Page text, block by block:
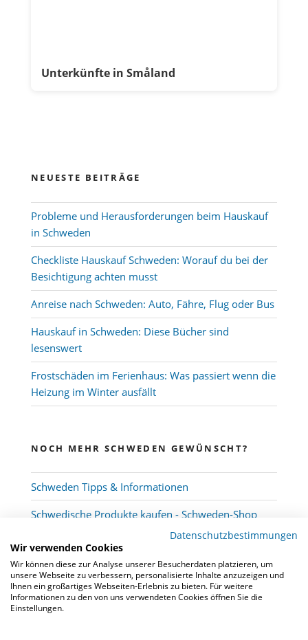
Unterkünfte in Småland
NEUESTE BEITRÄGE
Probleme und Herausforderungen beim Hauskauf
in Schweden
Checkliste Hauskauf Schweden: Worauf du bei der
Besichtigung achten musst
Anreise nach Schweden: Auto, Fähre, Flug oder Bus
Hauskauf in Schweden: Diese Bücher sind
lesenswert
Frostschäden im Ferienhaus: Was passiert wenn die
Heizung im Winter ausfällt
NOCH MEHR SCHWEDEN GEWÜNSCHT?
Schweden Tipps & Informationen
Schwedische Produkte kaufen - Schweden-Shop
Datenschutzbestimmungen
Wir verwenden Cookies
Wir können diese zur Analyse unserer Besucherdaten platzieren, um
unsere Webseite zu verbessern, personalisierte Inhalte anzuzeigen und
Ihnen ein großartiges Webseiten-Erlebnis zu bieten. Für weitere
Informationen zu den von uns verwendeten Cookies öffnen Sie die
Einstellungen.